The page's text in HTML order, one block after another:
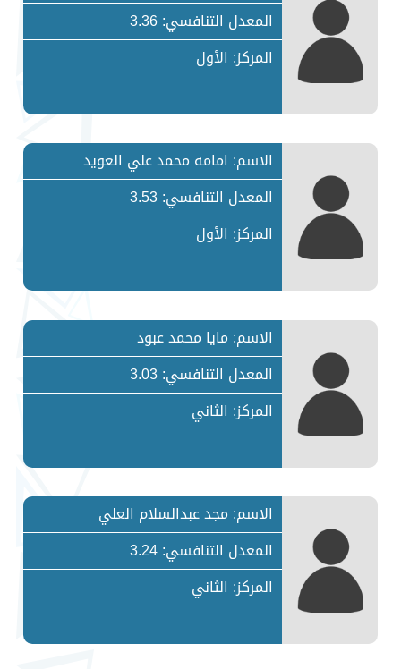
المعدل التنافسي: 3.36
المركز: الأول
الاسم: امامه محمد علي العويد
المعدل التنافسي: 3.53
المركز: الأول
الاسم: مايا محمد عبود
المعدل التنافسي: 3.03
المركز: الثاني
الاسم: مجد عبدالسلام العلي
المعدل التنافسي: 3.24
المركز: الثاني